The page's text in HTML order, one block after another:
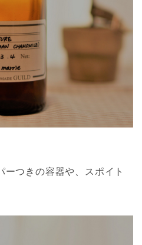
つきの容器や、スポイト